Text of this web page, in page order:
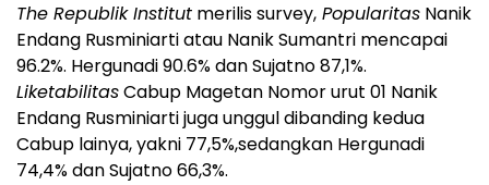
The Republik Institut merilis survey, Popularitas Nanik
Endang Rusminiarti atau Nanik Sumantri mencapai
96.2%. Hergunadi 90.6% dan Sujatno 87,1%.
LiketabilitasCabup Magetan Nomor urut 01 Nanik
Endang Rusminiarti juga unggul dibanding kedua
Cabup lainya, yakni 77,5%,sedangkan Hergunadi
74,4% dan Sujatno 66,3%.